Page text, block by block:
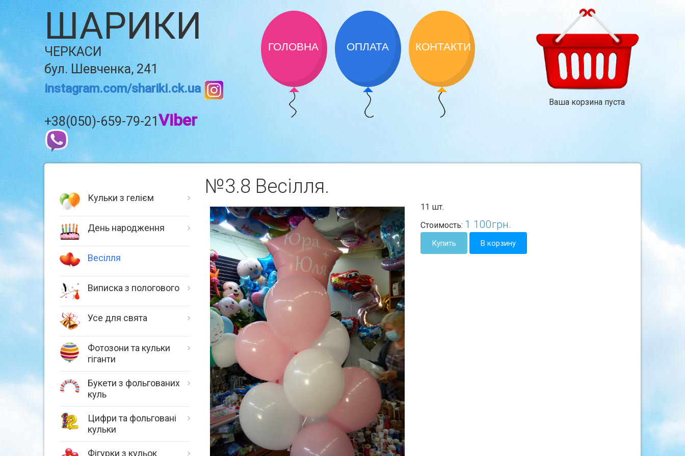
ШАРИКИ
ЧЕРКАСИ
бул. Шевченка, 241
instagram.com/shariki.ck.ua
+38(050)-659-79-21Viber
ГОЛОВНА ОПЛАТА КОНТАКТИ
Ваша корзина пуста
Кульки з гелієм
День народження
Весілля
Виписка з пологового
Усе для свята
Фотозони та кульки
гіганти
Букети з фольгованих
куль
Цифри та фольговані
кульки
Фігурки з кульок
№3.8 Весiлля.
11 шт.
Стоимость: 1 100грн.
Купить В корзину